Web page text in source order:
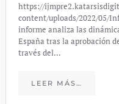
https://
content/uploads/2022/05/
informe analiza las
España tras la aprobación
través del…
LEER MÁS…